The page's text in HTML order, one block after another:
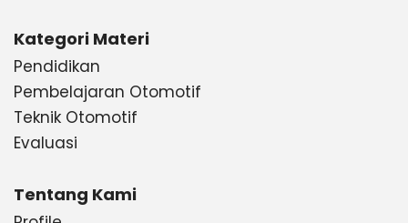
Kategori Materi
Pendidikan
Pembelajaran Otomotif
Teknik Otomotif
Evaluasi
Tentang Kami